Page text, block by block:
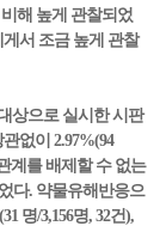
비해 높게 관찰되었
서 조금 높게 관찰
상으로 실시한 시판
없이 2.97%(94
계를 배제할 수 없는
다. 약물유해반응으
명/3,156명, 32건),